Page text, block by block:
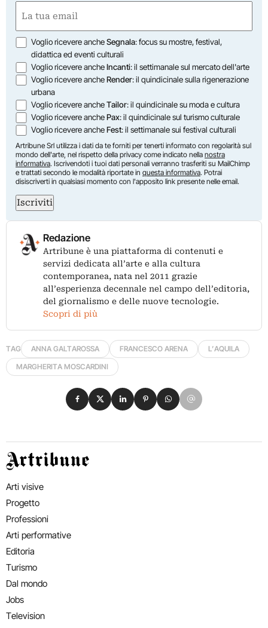
First
(Required)
Opzioni
Voglio ricevere ancheSegnala: focus su mostre, festival,
didattica ed eventi culturali
Voglio ricevere ancheIncanti: il settimanale sul mercato dell'arte
Voglio ricevere ancheRender: il quindicinale sulla rigenerazione
urbana
Voglio ricevere ancheTailor: il quindicinale su moda e cultura
Voglio ricevere anchePax: il quindicinale sul turismo culturale
Voglio ricevere ancheFest: il settimanale sui festival culturali
Artribune Srl utilizza i dati da te forniti per tenerti informato con regolarità sul
mondo dell'arte, nel rispetto della privacy come indicato nella nostra
informativa. Iscrivendoti i tuoi dati personali verranno trasferiti su MailChimp
e trattati secondo le modalità riportate in questa informativa. Potrai
disiscriverti in qualsiasi momento con l'apposito link presente nelle email.
Iscriviti
Redazione
Artribune è una piattaforma di contenuti e
servizi dedicata all’arte e alla cultura
contemporanea, nata nel 2011 grazie
all’esperienza decennale nel campo dell’editoria,
del giornalismo e delle nuove tecnologie.
Scopri di più
TAG ANNA GALTAROSSA FRANCESCO ARENA
L’AQUILA
MARGHERITA MOSCARDINI
Condividi su Facebook
Condividi su X
Condividi su LinkedIn
Condividi su Pinterest
Condividi su WhatsApp
Condividi su Email
Artribune
Arti visive
Progetto
Professioni
Arti performative
Editoria
Turismo
Dal mondo
Jobs
Television